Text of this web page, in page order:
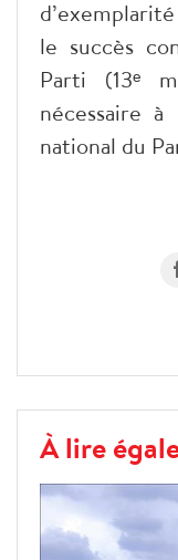
le succès
Parti (13ᵉ
nécessaire
national du
À lire